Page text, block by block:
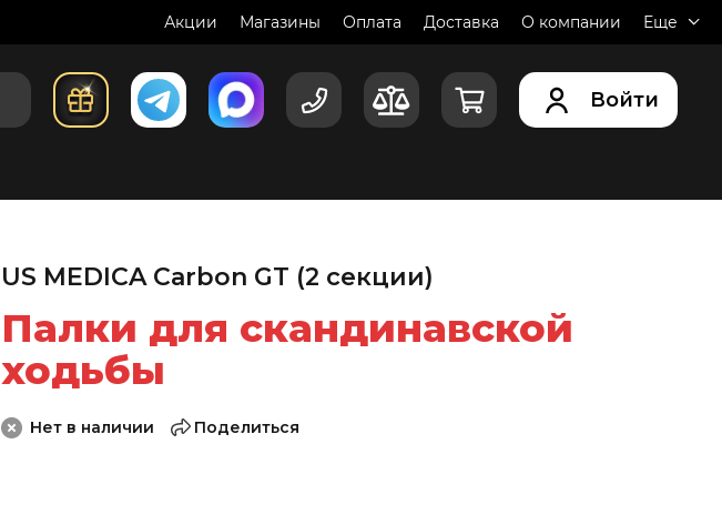
Акции Магазины Оплата Доставка О компании Еще
Войти
US MEDICA Carbon GT (2 секции)
Палки для скандинавской
ходьбы
Нет в наличии Поделиться